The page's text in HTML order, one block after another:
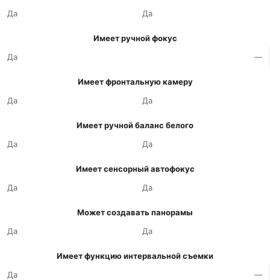
Да
Да
Имеет ручной фокус
Да
—
Имеет фронтальную камеру
Да
Да
Имеет ручной баланс белого
Да
Да
Имеет сенсорный автофокус
Да
Да
Может создавать панорамы
Да
Да
Имеет функцию интервальной съемки
Да
—